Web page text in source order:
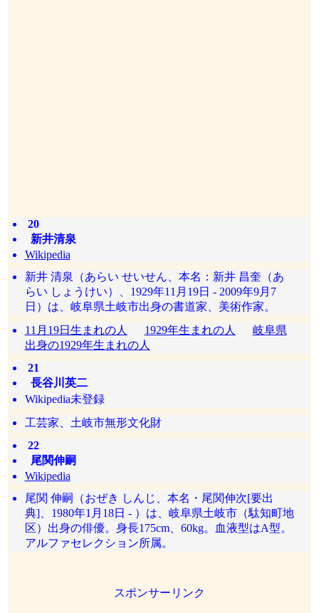
20
新井清泉
Wikipedia
新井 清泉（あらい せいせん、本名：新井 昌奎（あ
らい しょうけい）、1929年11月19日 - 2009年9月7
日）は、岐阜県土岐市出身の書道家、美術作家。
11月19日生まれの人
1929年生まれの人
岐阜県
出身の1929年生まれの人
21
長谷川英二
Wikipedia未登録
工芸家、土岐市無形文化財
22
尾関伸嗣
Wikipedia
尾関 伸嗣（おぜき しんじ、本名・尾関伸次[要出
典]、1980年1月18日 - ）は、岐阜県土岐市（駄知町地
区）出身の俳優。身長175cm、60kg。血液型はA型。
アルファセレクション所属。
スポンサーリンク